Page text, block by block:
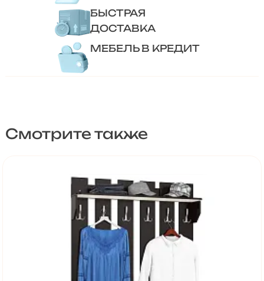
БЫСТРАЯ
ДОСТАВКА
МЕБЕЛЬ В КРЕДИТ
Смотрите также